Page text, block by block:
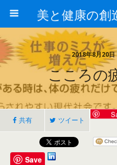
2018年8月20日
こころの
共有 ツイート
Save